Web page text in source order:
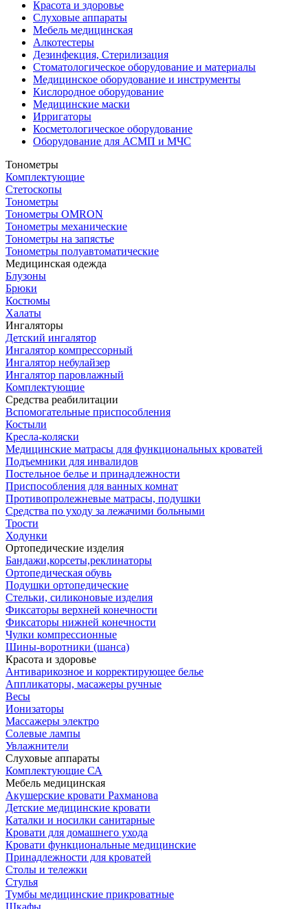
Красота и здоровье
Слуховые аппараты
Мебель медицинская
Алкотестеры
Дезинфекция, Стерилизация
Стоматологическое оборудование и материалы
Медицинское оборудование и инструменты
Кислородное оборудование
Медицинские маски
Ирригаторы
Косметологическое оборудование
Оборудование для АСМП и МЧС
Тонометры
Комплектующие
Стетоскопы
Тонометры
Тонометры OMRON
Тонометры механические
Тонометры на запястье
Тонометры полуавтоматические
Медицинская одежда
Блузоны
Брюки
Костюмы
Халаты
Ингаляторы
Детский ингалятор
Ингалятор компрессорный
Ингалятор небулайзер
Ингалятор паровлажный
Комплектующие
Средства реабилитации
Вспомогательные приспособления
Костыли
Кресла-коляски
Медицинские матрасы для функциональных кроватей
Подъемники для инвалидов
Постельное белье и принадлежности
Приспособления для ванных комнат
Противопролежневые матрасы, подушки
Средства по уходу за лежачими больными
Трости
Ходунки
Ортопедические изделия
Бандажи,корсеты,реклинаторы
Ортопедическая обувь
Подушки ортопедические
Стельки, силиконовые изделия
Фиксаторы верхней конечности
Фиксаторы нижней конечности
Чулки компрессионные
Шины-воротники (шанса)
Красота и здоровье
Антиварикозное и корректирующее белье
Аппликаторы, масажеры ручные
Весы
Ионизаторы
Массажеры электро
Солевые лампы
Увлажнители
Слуховые аппараты
Комплектующие СА
Мебель медицинская
Акушерские кровати Рахманова
Детские медицинские кровати
Каталки и носилки санитарные
Кровати для домашнего ухода
Кровати функциональные медицинские
Принадлежности для кроватей
Столы и тележки
Стулья
Тумбы медицинские прикроватные
Шкафы